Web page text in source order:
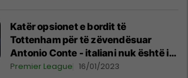
Katër opsionet e bordit të
Tottenham për të zëvendësuar
Antonio Conte - italiani nuk është i
pëlqyer më në Londër
Premier League 16/01/2023